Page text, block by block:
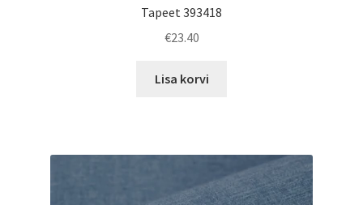
Tapeet 393418
€23.40
Lisa korvi